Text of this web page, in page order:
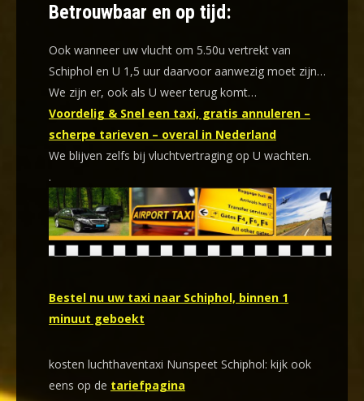
Betrouwbaar en op tijd:
Ook wanneer uw vlucht om 5.50u vertrekt van
Schiphol en U 1,5 uur daarvoor aanwezig moet zijn…
We zijn er, ook als U weer terug komt…
Voordelig & Snel een taxi, gratis annuleren –
scherpe tarieven – overal in Nederland
We blijven zelfs bij vluchtvertraging op U wachten.
.
Bestel nu uw taxi naar Schiphol, binnen 1
minuut geboekt
kosten luchthaventaxi Nunspeet Schiphol: kijk ook
eens op de tariefpagina